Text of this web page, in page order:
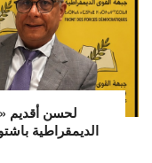
لحسن أقديم
الديمقراطية